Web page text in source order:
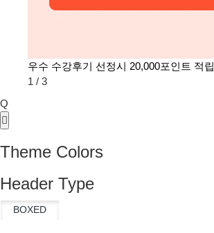
우수 수강후기 선정시 20,000포인트 적립
1 / 3
Q
Theme Colors
Header Type